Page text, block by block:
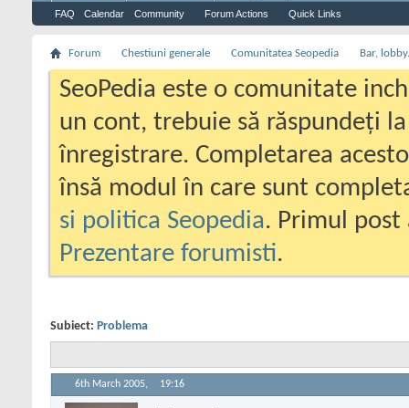
FAQ Calendar Community Forum Actions Quick Links
Forum Chestiuni generale Comunitatea Seopedia Bar,
SeoPedia este o comunitate
un cont, trebuie să răspundeți
înregistrare. Completarea
însă modul în care sunt
si politica Seopedia. Primul
Prezentare forumisti.
Subiect: Problema
6th March 2005, 19:16